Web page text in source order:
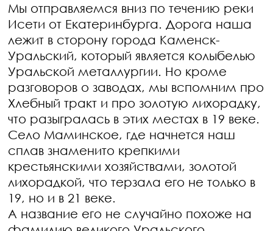
Мы отправляемся вниз по течению реки
Исети от Екатеринбурга. Дорога наша
лежит в сторону города Каменск-
Уральский, который является колыбелью
Уральской металлургии. Но кроме
разговоров о заводах, мы вспомним про
Хлебный тракт и про золотую лихорадку,
что разыгралась в этих местах в 19 веке.
Село Маминское, где начнется наш
сплав знаменито крепкими
крестьянскими хозяйствами, золотой
лихорадкой, что терзала его не только в
19, но и в 21 веке.
А название его не случайно похоже на